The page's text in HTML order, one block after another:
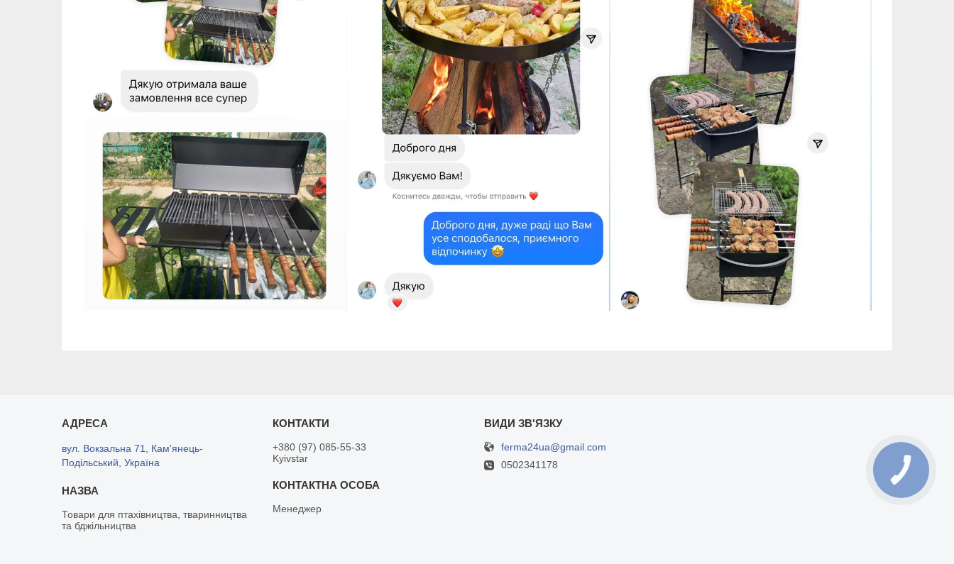
вул. Вокзальна 71, Кам'янець-
Подільський, Україна
Товари для птахівництва, тваринництва
та бджільництва
+380 (97) 085-55-33
Kyivstar
Менеджер
ferma24ua@gmail.com
0502341178